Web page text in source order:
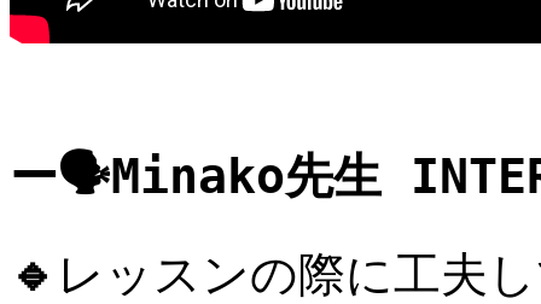
ー🗣Minako先生
🔹 レッスンの際に工夫